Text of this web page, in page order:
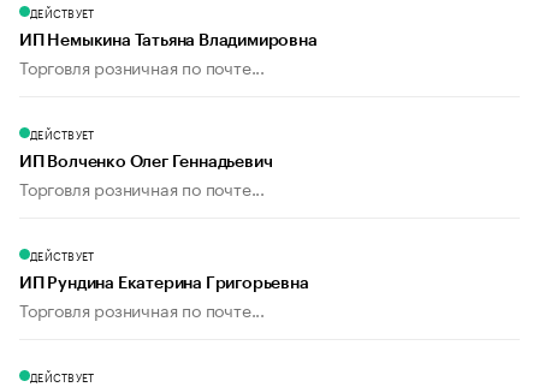
ДЕЙСТВУЕТ
ИП Немыкина Татьяна Владимировна
Торговля розничная по почте...
ДЕЙСТВУЕТ
ИП Волченко Олег Геннадьевич
Торговля розничная по почте...
ДЕЙСТВУЕТ
ИП Рундина Екатерина Григорьевна
Торговля розничная по почте...
ДЕЙСТВУЕТ